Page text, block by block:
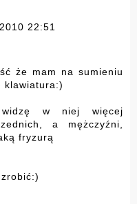
22:51
że mam na sumieniu
klawiatura:)
w niej więcej
a mężczyźni,
fryzurą